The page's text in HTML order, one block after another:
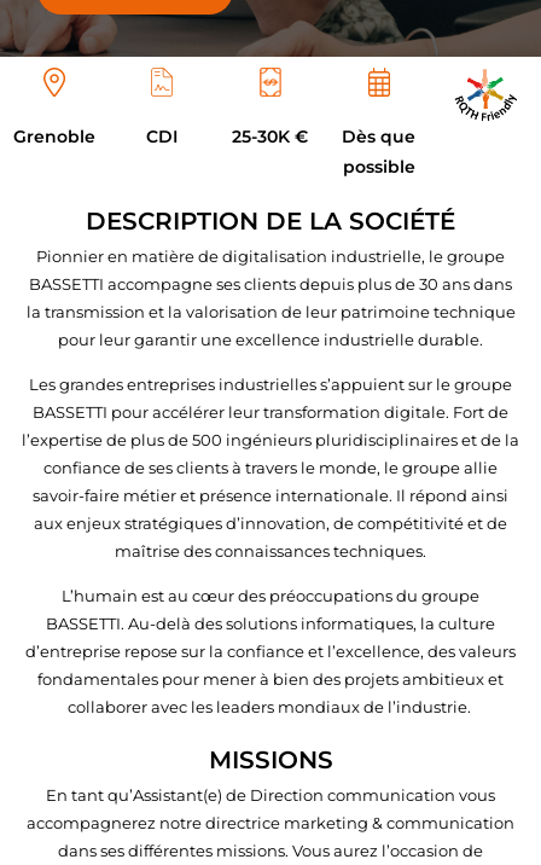
Grenoble CDI 25-30K €
Dès que
possible
DESCRIPTION DE LA SOCIÉTÉ
Pionnier en matière de digitalisation industrielle, le groupe
BASSETTI accompagne ses clients depuis plus de 30 ans dans
la transmission et la valorisation de leur patrimoine technique
pour leur garantir une excellence industrielle durable.
Les grandes entreprises industrielles s’appuient sur le groupe
BASSETTI pour accélérer leur transformation digitale. Fort de
l’expertise de plus de 500 ingénieurs pluridisciplinaires et de la
confiance de ses clients à travers le monde, le groupe allie
savoir-faire métier et présence internationale. Il répond ainsi
aux enjeux stratégiques d’innovation, de compétitivité et de
maîtrise des connaissances techniques.
L’humain est au cœur des préoccupations du groupe
BASSETTI. Au-delà des solutions informatiques, la culture
d’entreprise repose sur la confiance et l’excellence, des valeurs
fondamentales pour mener à bien des projets ambitieux et
collaborer avec les leaders mondiaux de l’industrie.
MISSIONS
En tant qu’Assistant(e) de Direction communication vous
accompagnerez notre directrice marketing & communication
dans ses différentes missions. Vous aurez l’occasion de